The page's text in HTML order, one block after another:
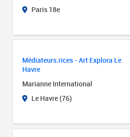
Paris 18e
Médiateurs.rices - Art Explora Le
Havre
Marianne International
Le Havre (76)